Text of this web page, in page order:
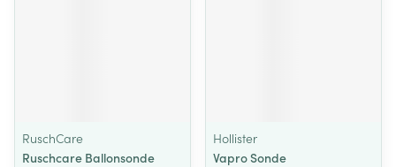
RuschCare
Ruschcare Ballonsonde
Hollister
Vapro Sonde